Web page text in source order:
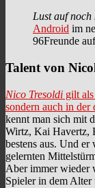
Lust auf
Android im
96Freunde
Talent von
Nico Tresoldi gilt
sondern auch in der
kennt man sich mit
Wirtz, Kai Havertz,
bestens aus. Und
gelernten
Aber immer wieder
Spieler in dem